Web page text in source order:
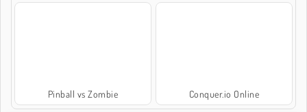
Pinball vs Zombie Conquer.io Online